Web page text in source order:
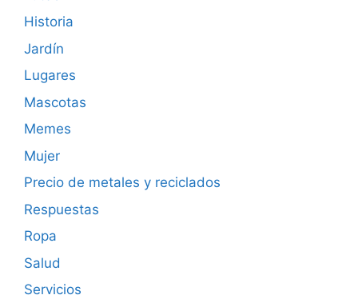
Historia
Jardín
Lugares
Mascotas
Memes
Mujer
Precio de metales y reciclados
Respuestas
Ropa
Salud
Servicios